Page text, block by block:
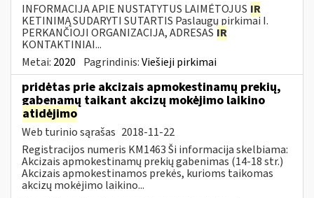
INFORMACIJA APIE NUSTATYTUS LAIMĖTOJUS IR
KETINIMĄ SUDARYTI SUTARTIS Paslaugų pirkimai I.
PERKANČIOJI ORGANIZACIJA, ADRESAS IR
KONTAKTINIAI...
Metai: 2020 Pagrindinis:Viešieji pirkimai
pridėtas prie akcizais apmokestinamų prekių,
gabenamų taikant akcizų mokėjimo laikino
atidėjimo
Web turinio sąrašas 2018-11-22
Registracijos numeris KM1463 Ši informacija skelbiama:
Akcizais apmokestinamų prekių gabenimas (14-18 str.)
Akcizais apmokestinamos prekės, kurioms taikomas
akcizų mokėjimo laikino...